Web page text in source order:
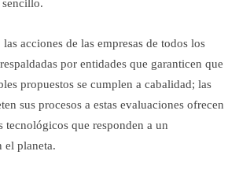
acciones de las empresas de todos los
por entidades que garanticen que
propuestos se cumplen a cabalidad; las
sus procesos a estas evaluaciones ofrecen
tecnológicos que responden a un
el planeta.